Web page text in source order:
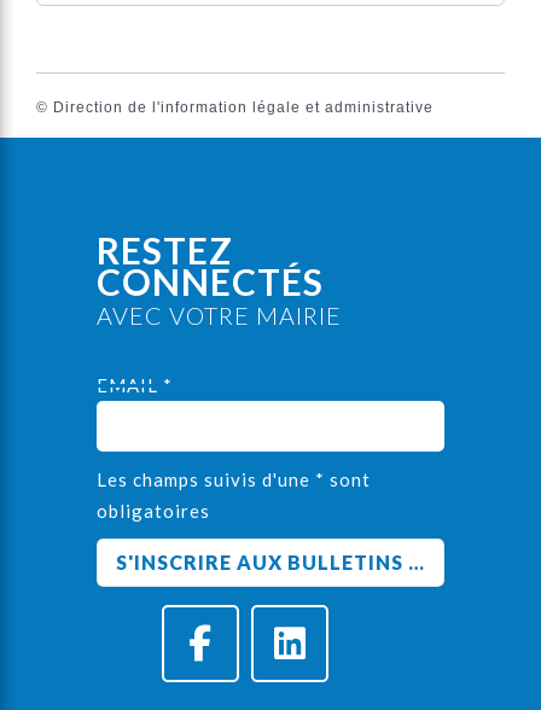
© Direction de l'information légale et administrative
RESTEZ
CONNECTÉS
AVEC VOTRE MAIRIE
EMAIL *
Les champs suivis d'une * sont
obligatoires